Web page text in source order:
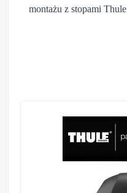
montażu z stopami Thule